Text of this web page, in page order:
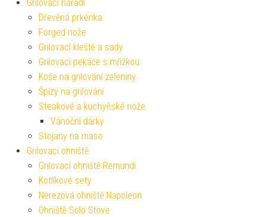
Grilovací nářadí
Dřevěná prkénka
Forged nože
Grilovací kleště a sady
Grilovací pekáče s mřížkou
Koše na grilování zeleniny
Špízy na grilování
Steakové a kuchyňské nože
Vánoční dárky
Stojany na maso
Grilovací ohniště
Grilovací ohniště Remundi
Kotlíkové sety
Nerezová ohniště Napoleon
Ohniště Solo Stove